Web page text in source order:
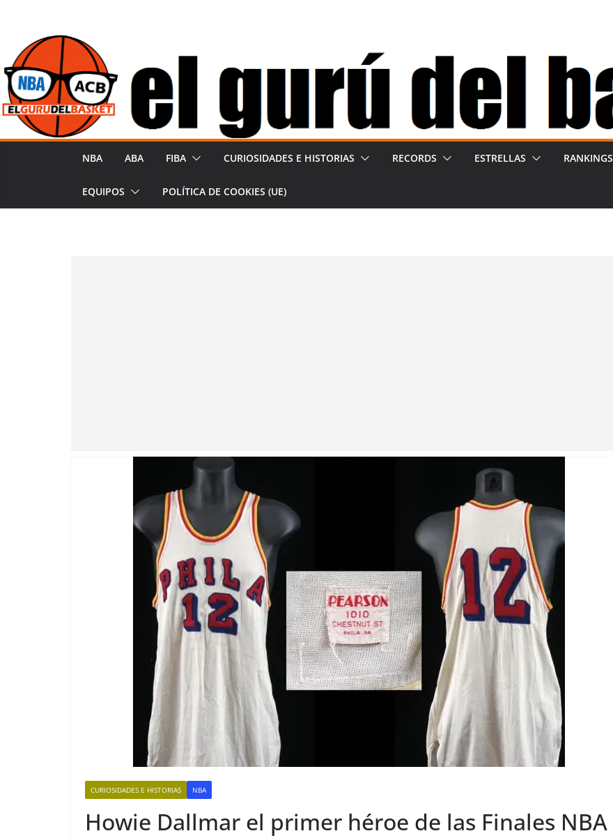
contenido
NBA ABA FIBA CURIOSIDADES E HISTORIAS RECORDS ESTRELLAS RANKINGS
EQUIPOS POLÍTICA DE COOKIES (UE)
CURIOSIDADES E HISTORIAS NBA
Howie Dallmar el primer héroe de las Finales NBA